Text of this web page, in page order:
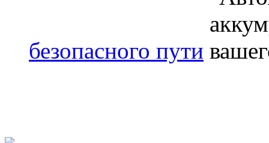
безопасного пути